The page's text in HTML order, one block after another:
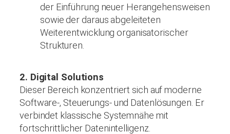
der Einführung neuer Herangehensweisen
sowie der daraus abgeleiteten
Weiterentwicklung organisatorischer
Strukturen.
2. Digital Solutions
Dieser Bereich konzentriert sich auf moderne
Software-, Steuerungs- und Datenlösungen. Er
verbindet klassische Systemnähe mit
fortschrittlicher Datenintelligenz.